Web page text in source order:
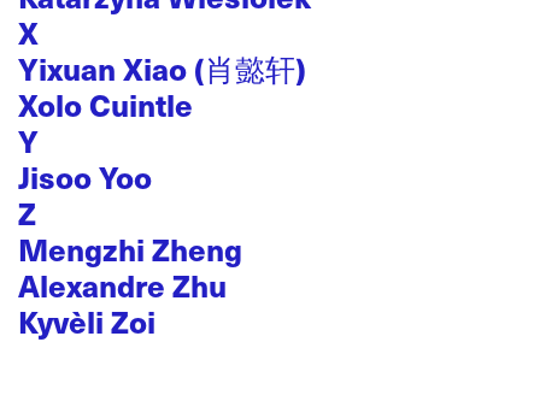
X
Yixuan Xiao (肖懿轩)
Xolo Cuintle
Y
Jisoo Yoo
Z
Mengzhi Zheng
Alexandre Zhu
Kyvèli Zoi